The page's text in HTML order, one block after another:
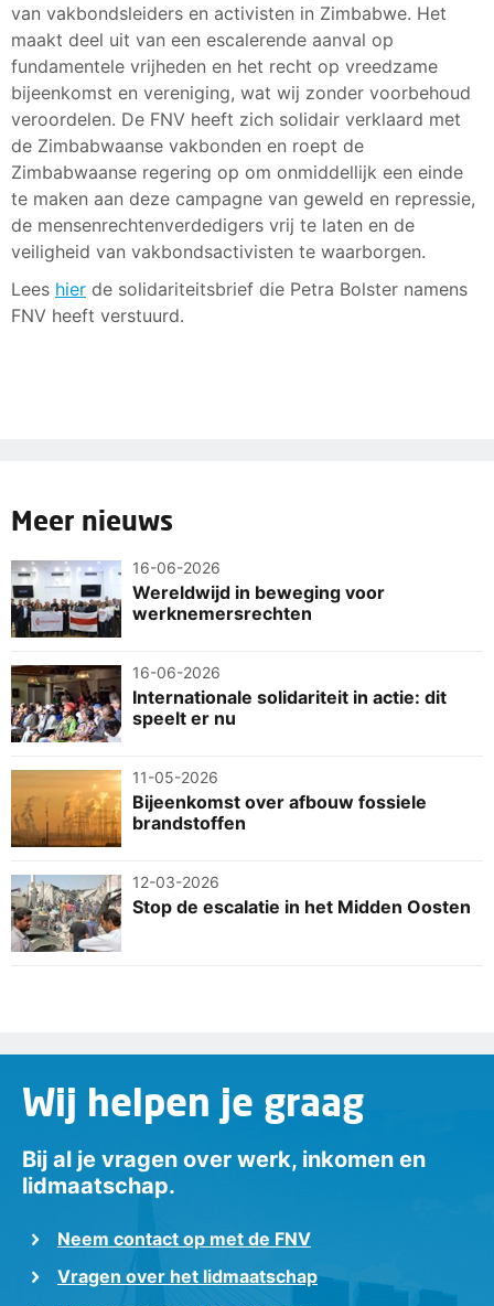
van vakbondsleiders en activisten in Zimbabwe. Het
maakt deel uit van een escalerende aanval op
fundamentele vrijheden en het recht op vreedzame
bijeenkomst en vereniging, wat wij zonder voorbehoud
veroordelen. De FNV heeft zich solidair verklaard met
de Zimbabwaanse vakbonden en roept de
Zimbabwaanse regering op om onmiddellijk een einde
te maken aan deze campagne van geweld en repressie,
de mensenrechtenverdedigers vrij te laten en de
veiligheid van vakbondsactivisten te waarborgen.
Lees hier de solidariteitsbrief die Petra Bolster namens
FNV heeft verstuurd.
Meer nieuws
16-06-2026
Wereldwijd in beweging voor
werknemersrechten
16-06-2026
Internationale solidariteit in actie: dit
speelt er nu
11-05-2026
Bijeenkomst over afbouw fossiele
brandstoffen
12-03-2026
Stop de escalatie in het Midden Oosten
Wij helpen je graag
Bij al je vragen over werk, inkomen en
lidmaatschap.
Neem contact op met de FNV
Vragen over het lidmaatschap